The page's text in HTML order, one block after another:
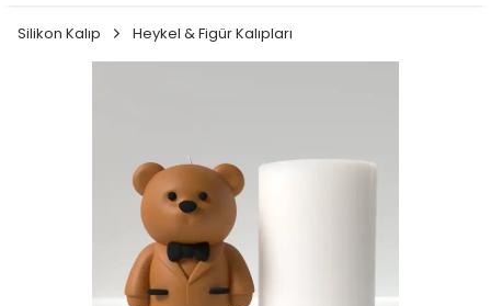
Silikon Kalıp Heykel & Figür Kalıpları